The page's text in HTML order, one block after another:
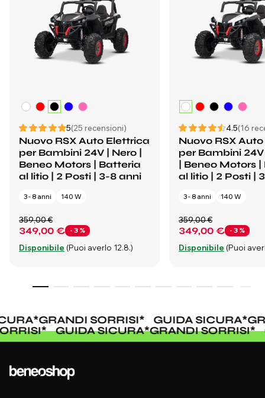
5(25 recensioni)
Nuovo RSX Auto Elettrica
per Bambini 24V | Nero |
Beneo Motors | Batteria
al litio | 2 Posti | 3-8 anni
3 - 8 anni 140 W
349,00 € - 3 %
359,00 €
Disponibile (Puoi averlo 12.8.)
4.5(16
Nuovo RSX
per Bambini
| Beneo Motors
al litio | 2 Posti |
3 - 8 anni 140 W
349,00 € - 3 %
359,00 €
Disponibile (Puoi
*GRANDI SORRISI* GUIDA SICURA*
* GUIDA SICURA*GRANDI SORRISI*